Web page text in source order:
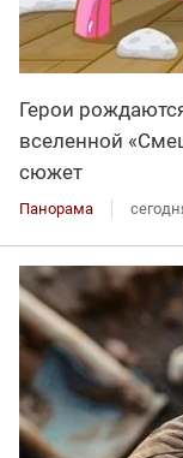
Герои
вселенной
сюжет
Панорама